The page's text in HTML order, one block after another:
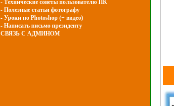
- Технические советы пользователю ПК
- Полезные статьи фотографу
- Уроки по Photoshop (+ видео)
- Написать письмо президенту
СВЯЗЬ С АДМИНОМ